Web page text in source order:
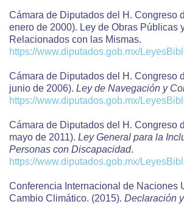
Cámara de Diputados del H. Congreso
enero de 2000). Ley de Obras Públicas
Relacionados con las Mismas.
https://www.diputados.gob.mx/
Cámara de Diputados del H. Congreso
junio de 2006). Ley de Navegación y
https://www.diputados.gob.mx/
Cámara de Diputados del H. Congreso
mayo de 2011). Ley General para la
Personas con Discapacidad.
https://www.diputados.gob.mx/
Conferencia Internacional de Naciones
Cambio Climático. (2015). Declaración